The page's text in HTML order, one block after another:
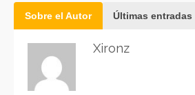
Sobre el Autor Últimas entradas
Xironz